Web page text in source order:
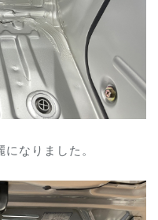
なりました。